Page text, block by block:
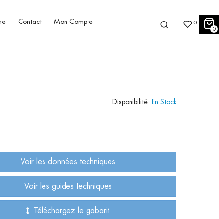
Contact Mon Compte 0
Disponibilité: En Stock
Voir les données techniques
Voir les guides techniques
Téléchargez le gabarit
0